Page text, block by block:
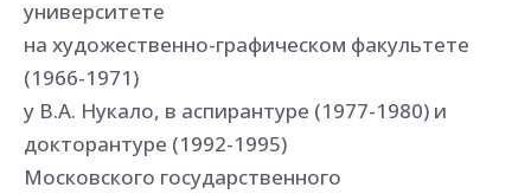
университете
на художественно-графическом факультете
(1966-1971)
у В.А. Нукало, в аспирантуре (1977-1980) и
докторантуре (1992-1995)
Московского государственного